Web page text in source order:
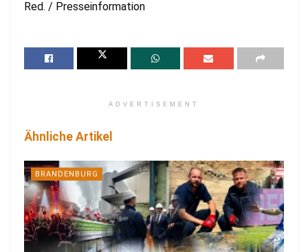
Red. / Presseinformation
ADVERTISEMENT
Ähnliche Artikel
BRANDENBURG